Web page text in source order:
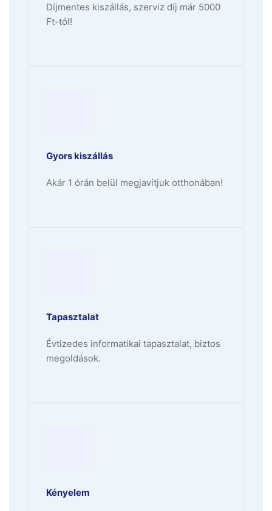
Díjmentes kiszállás, szerviz díj már 5000
Ft-tól!
Gyors kiszállás
Akár 1 órán belül megjavítjuk otthonában!
Tapasztalat
Évtizedes informatikai tapasztalat, biztos
megoldások.
Kényelem